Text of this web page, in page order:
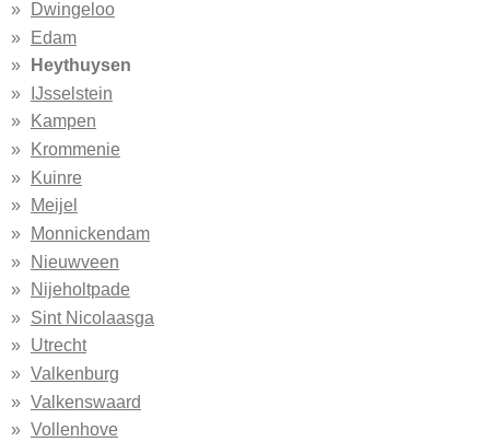
Dwingeloo
Edam
Heythuysen
IJsselstein
Kampen
Krommenie
Kuinre
Meijel
Monnickendam
Nieuwveen
Nijeholtpade
Sint Nicolaasga
Utrecht
Valkenburg
Valkenswaard
Vollenhove